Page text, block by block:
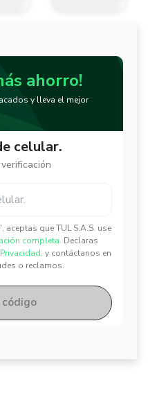
ahorro!
y lleva el mejor
celular.
que TUL S.A.S. use
completa. Declaras
y contáctanos en
o reclamos.
✕
✕